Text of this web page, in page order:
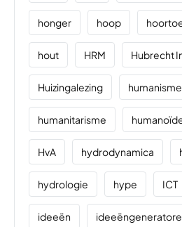
honger hoop
hout HRM Hubrecht
Huizingalezing humanisme
humanitarisme
HvA hydrodynamica
hydrologie hype ICT
ideeën